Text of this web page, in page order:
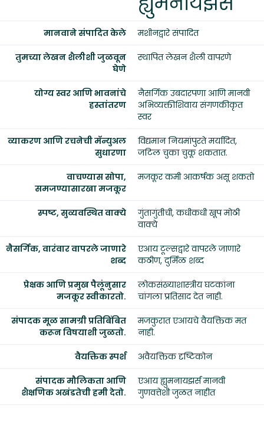
मानवाने संपादित केले मशीनद्वारे संपादित
तुमच्या लेखन शैलीशी जुळवून
घेणे
स्थापित लेखन शैली वापरणे
योग्य स्वर आणि भावनांचे
हस्तांतरण
नैसर्गिक उबदारपणा आणि मानवी
अभिव्यक्तीशिवाय संगणकीकृत
स्वर
व्याकरण आणि रचनेची मॅन्युअल
सुधारणा
विद्यमान नियमांपुरते मर्यादित,
जटिल चुका चुकू शकतात.
वाचण्यास सोपा,
समजण्यासारखा मजकूर
मजकूर कमी आकर्षक असू शकतो
स्पष्ट, सुव्यवस्थित वाक्ये
गुंतागुंतीची, कधीकधी खूप मोठी
वाक्ये
नैसर्गिक, वारंवार वापरले जाणारे
शब्द
एआय टूल्सद्वारे वापरले जाणारे
कठीण, दुर्मिळ शब्द
प्रेक्षक आणि प्रमुख पैलूंनुसार
मजकूर स्वीकारतो.
लोकसंख्याशास्त्रीय घटकांना
चांगला प्रतिसाद देत नाही.
संपादक मूळ सामग्री प्रतिबिंबित
करून विषयाशी जुळतो.
मजकुरात एआयचे वैयक्तिक मत
नाही.
वैयक्तिक स्पर्श अवैयक्तिक दृष्टिकोन
संपादक मौलिकता आणि
शैक्षणिक अखंडतेची हमी देतो.
एआय ह्युमनायझर्स मानवी
गुणवत्तेशी जुळत नाहीत